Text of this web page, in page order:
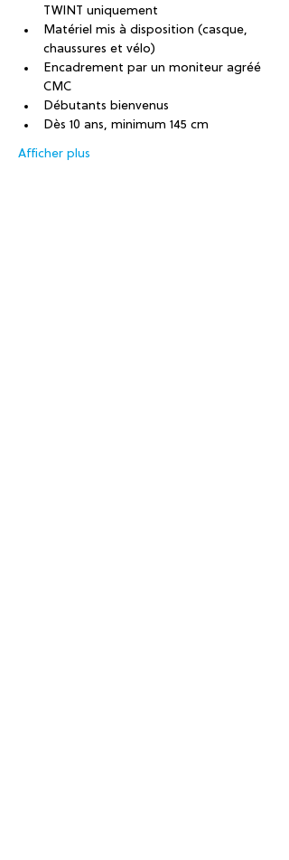
TWINT uniquement
Matériel mis à disposition (casque,
chaussures et vélo)
Encadrement par un moniteur agréé
CMC
Débutants bienvenus
Dès 10 ans, minimum 145 cm
Afficher plus